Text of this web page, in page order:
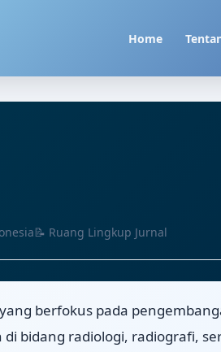
Home
📝 Ruang Lingkup Jurnal
berfokus pada
bidang radiologi, radiografi,